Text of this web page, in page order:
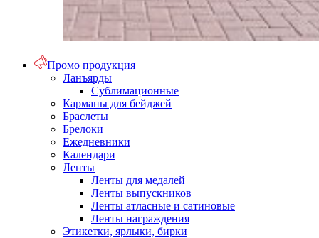
Промо продукция
Ланъярды
Сублимационные
Карманы для бейджей
Браслеты
Брелоки
Ежедневники
Календари
Ленты
Ленты для медалей
Ленты выпускников
Ленты атласные и сатиновые
Ленты награждения
Этикетки, ярлыки, бирки